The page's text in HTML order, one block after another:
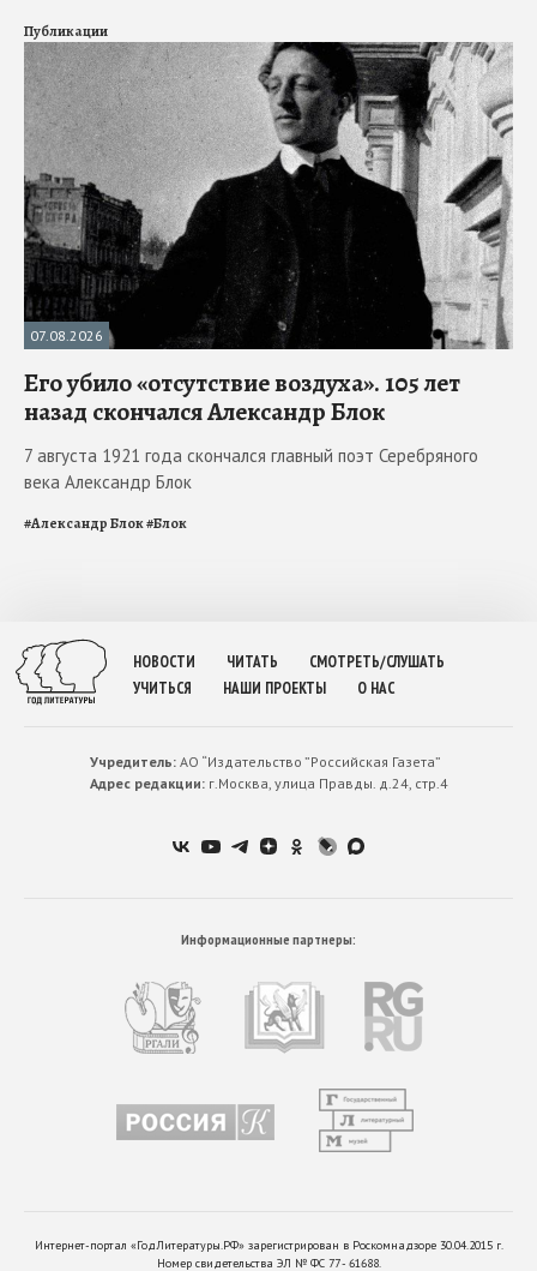
Публикации
07.08.2026
Его убило «отсутствие воздуха». 105 лет
назад скончался Александр Блок
7 августа 1921 года скончался главный поэт Серебряного
века Александр Блок
#Александр Блок#Блок
НОВОСТИ ЧИТАТЬ
СМОТРЕТЬ/СЛУШАТЬ
УЧИТЬСЯ
НАШИ ПРОЕКТЫ О НАС
Учредитель:АО “Издательство ”Российская Газета”
Адрес редакции:г.Москва, улица Правды. д.24, стр.4
Информационные партнеры:
Интернет-портал «ГодЛитературы.РФ» зарегистрирован в Роскомнадзоре 30.04.2015 г.
Номер свидетельства ЭЛ № ФС 77 - 61688.